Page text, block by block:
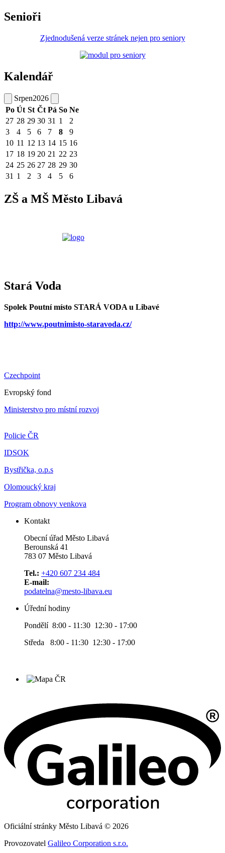
Senioři
Zjednodušená verze stránek nejen pro seniory
Kalendář
Srpen2026
Po Út St Čt Pá So Ne
27 28 29 30 31 1
2
3
4 5 6 7 8
9
10 11 12 13 14 15 16
17 18 19 20 21 22 23
24 25 26 27 28 29 30
31 1 2 3 4 5 6
ZŠ a MŠ Město Libavá
Stará Voda
Spolek Poutní místo STARÁ VODA u Libavé
http://www.poutnimisto-staravoda.cz/
Czechpoint
Evropský fond
Ministerstvo pro místní rozvoj
Policie ČR
IDSOK
Bystřička, o.p.s
Olomoucký kraj
Program obnovy venkova
Kontakt
Obecní úřad Město Libavá
Berounská 41
783 07 Město Libavá
Tel.: +420 607 234 484
E-mail:
podatelna@mesto-libava.eu
Úřední hodiny
Pondělí 8:00 - 11:30 12:30 - 17:00
Středa 8:00 - 11:30 12:30 - 17:00
Oficiální stránky Město Libavá © 2026
Provozovatel Galileo Corporation s.r.o.